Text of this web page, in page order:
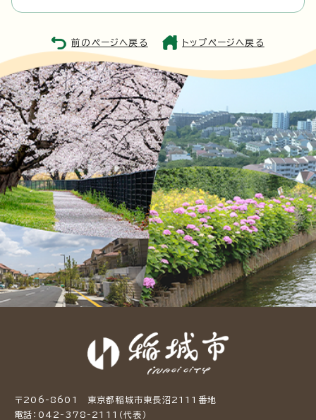
前のページへ戻る トップページへ戻る
〒206-8601 東京都稲城市東長沼2111番地
電話：042-378-2111（代表）